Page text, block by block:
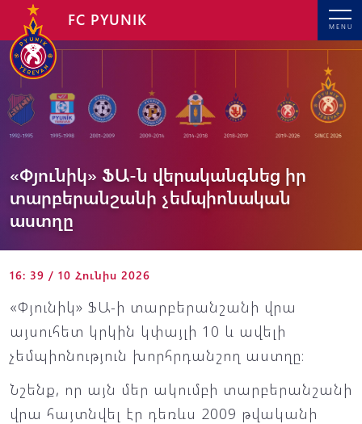
MENU
FC PYUNIK
«Փյունիկ» ՖԱ-ն վերականգնեց իր
տարբերանշանի չեմպիոնական
աստղը
16: 39 / 10 Հունիս 2026
«Փյունիկ» ՖԱ-ի տարբերանշանի վրա
այսուհետ կրկին կփայլի 10 և ավելի
չեմպիոնություն խորհրդանշող աստղը։
Նշենք, որ այն մեր ակումբի տարբերանշանի
վրա հայտնվել էր դեռևս 2009 թվականի